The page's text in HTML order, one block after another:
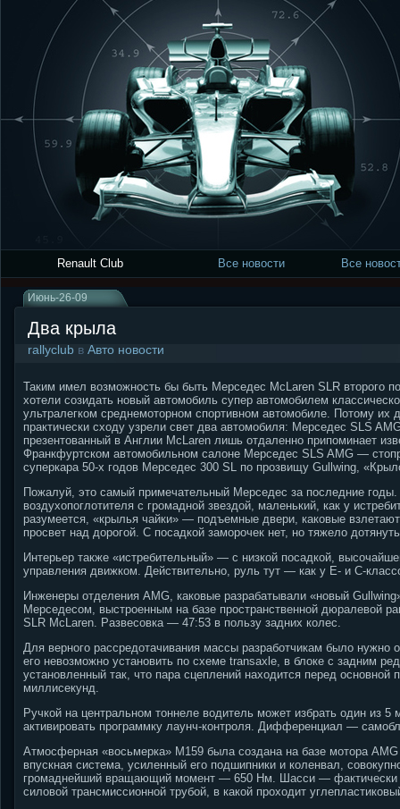
Renault Club Все новости Все
Июнь-26-09
Два крыла
rallyclub в Авто новости
Таким имел возможность бы быть Мерседес McLaren SLR второго
хотели созидать новый автомобиль супер автомобилем
ультралегком среднемоторном спортивном автомобиле. Потому
практически сходу узрели свет два автомобиля: Мерседес SLS
презентованный в Англии McLaren лишь отдаленно припоминает
Франкфуртском автомобильном салоне Мерседес SLS AMG —
суперкара 50-х годов Мерседес 300 SL по прозвищу Gullwing,
Пожалуй, это самый примечательный Мерседес за последние
воздухопоглотителя с громадной звездой, маленький, как у
разумеется, «крылья чайки» — подъемные двери, каковые
просвет над дорогой. С посадкой заморочек нет, но тяжело
Интерьер также «истребительный» — с низкой посадкой,
управления движком. Действительно, руль тут — как у Е- и С-
Инженеры отделения AMG, каковые разрабатывали «новый
Мерседесом, выстроенным на базе пространственной дюралевой
SLR McLaren. Развесовка — 47:53 в пользу задних колес.
Для верного рассредотачивания массы разработчикам было нужно
его невозможно установить по схеме transaxle, в блоке с задним
установленный так, что пара сцеплений находится перед
миллисекунд.
Ручкой на центральном тоннеле водитель может избрать один из
активировать программку лаунч-контроля. Дифференциал —
Атмосферная «восьмерка» M159 была создана на базе мотора
впускная система, усиленный его подшипники и коленвал,
громаднейший вращающий момент — 650 Нм. Шасси — фактически
силовой трансмиссионной трубой, в какой проходит